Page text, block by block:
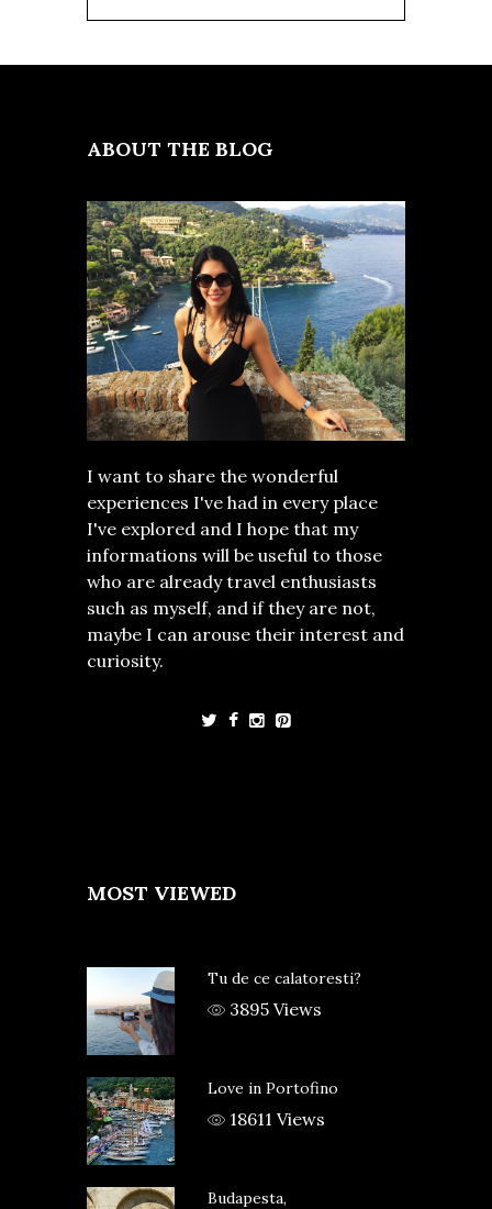
ABOUT THE BLOG
I want to share the wonderful
experiences I've had in every place
I've explored and I hope that my
informations will be useful to those
who are already travel enthusiasts
such as myself, and if they are not,
maybe I can arouse their interest and
curiosity.
MOST VIEWED
Tu de ce calatoresti?
3895 Views
Love in Portofino
18611 Views
Budapesta,